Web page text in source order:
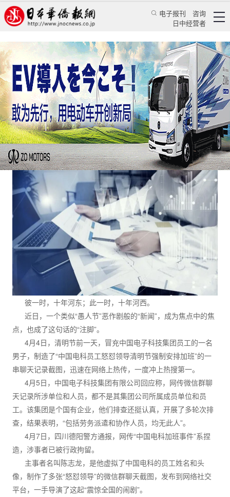
电子报刊
咨询
日中经营者
从“怒怼加班”到“怒怼无工作”
徐迅雷 评论 国际视角
日本华侨报 2023/4/8 10:56:12
彼一时，十年河东；此一时，十年河西。
近日，一个类似“愚人节”恶作剧般的“新闻”，成为焦点中的焦
点，也成了这句话的“注脚”。
4月4日，清明节前一天，冒充中国电子科技集团员工的一名
男子，制造了“中国电科员工怒怼领导清明节强制安排加班”的一
串聊天记录截图，迅速在网络上热传，一度冲上热搜第一。
4月5日，中国电子科技集团有限公司回应称，网传微信群聊
天记录所涉单位和人员，都不是其集团公司所属成员单位和员
工。该集团是个国有企业，他们排查还挺认真，开展了多轮次排
查，结果表明，“包括劳务派遣和协作人员，均无此人”。
4月7日，四川德阳警方通报，网传“中国电科加班事件”系捏
造，涉事者已被行政拘留。
主事者名叫陈志龙，是他虚拟了中国电科的员工姓名和头
像，制作了多张“怒怼领导”的微信群聊天截图，发布到网络社交
平台，一手导演了这起“震惊全国的闹剧”。